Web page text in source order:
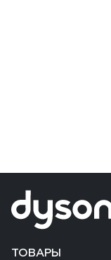
ТОВАРЫ